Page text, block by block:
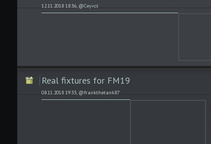
12.11.2018 18:36, @Ceyvol
Real fixtures for FM19
08.11.2018 19:33, @frankthetank87